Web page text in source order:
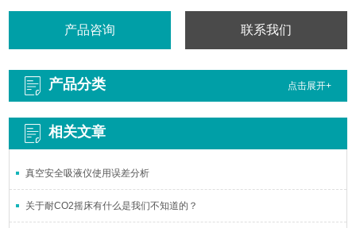
产品咨询 联系我们
产品分类 点击展开+
相关文章
真空安全吸液仪使用误差分析
关于耐CO2摇床有什么是我们不知道的？